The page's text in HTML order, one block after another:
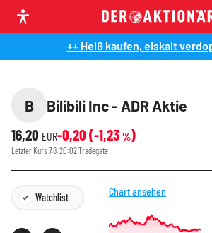
++ Heiß kaufen, eiskalt
B
Bilibili Inc - ADR Aktie
16,20 EUR-0,20 (-1,23 %)
Letzter Kurs7.8. 20:02Tradegate
Watchlist Chart ansehen